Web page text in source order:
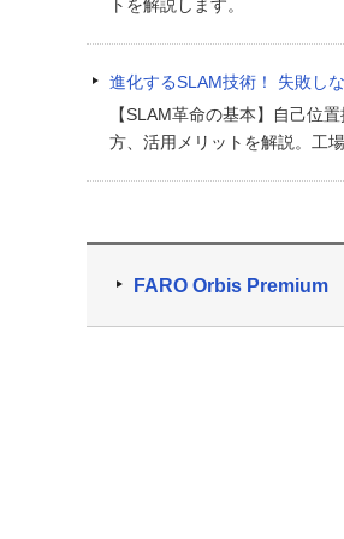
トを解説します。
進化するSLAM技術！ 失敗し
【SLAM革命の基本】自己位
方、活用メリットを解説。工
FARO Orbis Premium